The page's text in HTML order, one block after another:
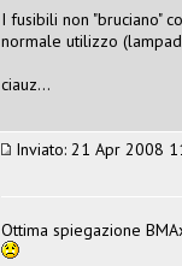
I fusibili non "bruciano"
normale utilizzo
ciauz...
Inviato: 21 Apr 2008
Ottima spiegazione